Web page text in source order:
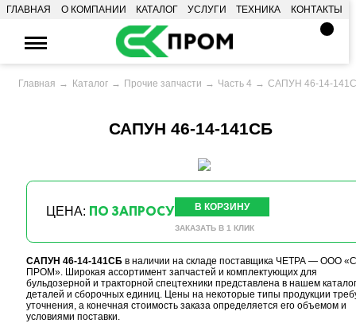
ГЛАВНАЯ О КОМПАНИИ КАТАЛОГ УСЛУГИ ТЕХНИКА КОНТАКТЫ
Главная Каталог Прочие запчасти Часть 4 САПУН 46-14-
САПУН 46-14-141СБ
ЦЕНА: ПО ЗАПРОСУ В КОРЗИНУ
ЗАКАЗАТЬ В 1 КЛИК
САПУН 46-14-141СБв наличии на складе поставщика ЧЕТРА — ООО
ПРОМ». Широкая ассортимент запчастей и комплектующих для
бульдозерной и тракторной спецтехники представлена в нашем
деталей и сборочных единиц. Цены на некоторые типы продукции
уточнения, а конечная стоимость заказа определяется его объемом и
условиями поставки.